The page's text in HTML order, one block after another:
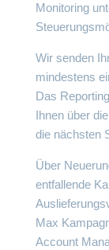
Monitoring
Wir senden
mindestens
Das
Ihnen über
die nächsten
Über
entfallende
Max
Account